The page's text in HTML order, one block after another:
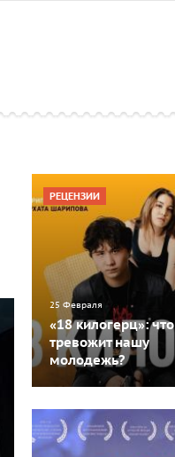
РЕЦЕНЗИИ
25 Февраля
«18 килогерц»: что
тревожит нашу
молодежь?